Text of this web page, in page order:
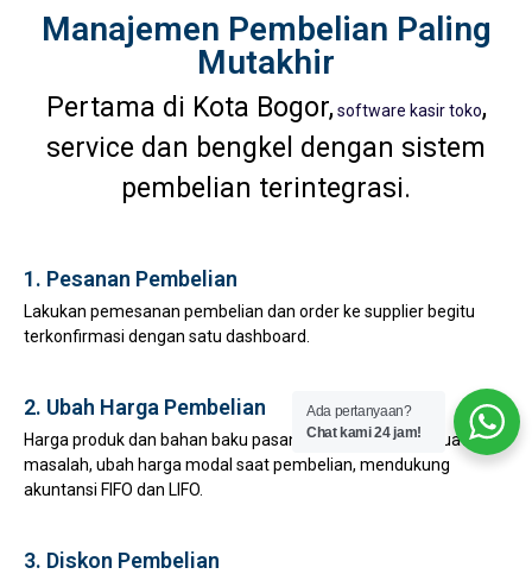
Manajemen Pembelian Paling
Mutakhir
Pertama di Kota Bogor, software kasir toko,
service dan bengkel dengan sistem
pembelian terintegrasi.
1. Pesanan Pembelian
Lakukan pemesanan pembelian dan order ke supplier begitu
terkonfirmasi dengan satu dashboard.
2. Ubah Harga Pembelian
Harga produk dan bahan baku pasang surut bukan lagi suatu
masalah, ubah harga modal saat pembelian, mendukung
akuntansi FIFO dan LIFO.
3. Diskon Pembelian
Ada pertanyaan?
Chat kami 24 jam!